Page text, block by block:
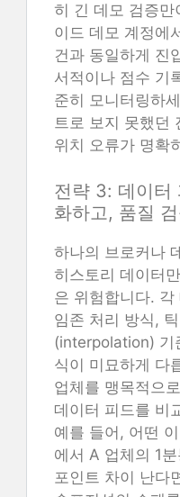
히 긴 데모 검증만
이드 데모 계정에
건과 동일하게 진
서적이나 점수 기
준히 모니터링하
트로 보지 못했던
위치 오류가 명확
전략 3: 데이터
화하고, 품질
하나의 브로커나
히스토리 데이터
은 위험합니다.
임존 처리 방식,
(interpolation) 기
식이 미묘하게 다
업체를 맹목적으
데이터 피드를 비
예를 들어, 어떤
에서 A 업체의 1
포인트 차이 난다